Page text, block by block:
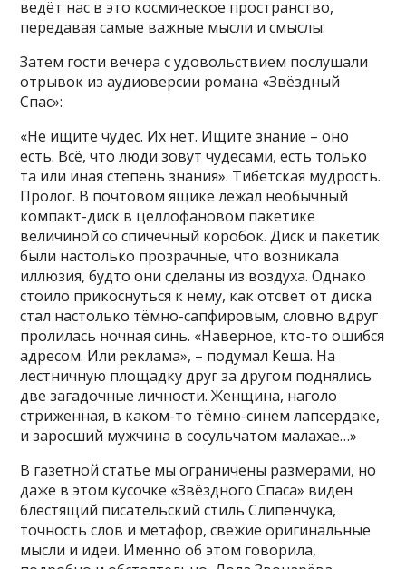
ведёт нас в это космическое пространство,
передавая самые важные мысли и смыслы.
Затем гости вечера с удовольствием послушали
отрывок из аудиоверсии романа «Звёздный
Спас»:
«Не ищите чудес. Их нет. Ищите знание – оно
есть. Всё, что люди зовут чудесами, есть только
та или иная степень знания». Тибетская мудрость.
Пролог. В почтовом ящике лежал необычный
компакт-диск в целлофановом пакетике
величиной со спичечный коробок. Диск и пакетик
были настолько прозрачные, что возникала
иллюзия, будто они сделаны из воздуха. Однако
стоило прикоснуться к нему, как отсвет от диска
стал настолько тёмно-сапфировым, словно вдруг
пролилась ночная синь. «Наверное, кто-то ошибся
адресом. Или реклама», – подумал Кеша. На
лестничную площадку друг за другом поднялись
две загадочные личности. Женщина, наголо
стриженная, в каком-то тёмно-синем лапсердаке,
и заросший мужчина в сосульчатом малахае…»
В газетной статье мы ограничены размерами, но
даже в этом кусочке «Звёздного Спаса» виден
блестящий писательский стиль Слипенчука,
точность слов и метафор, свежие оригинальные
мысли и идеи. Именно об этом говорила,